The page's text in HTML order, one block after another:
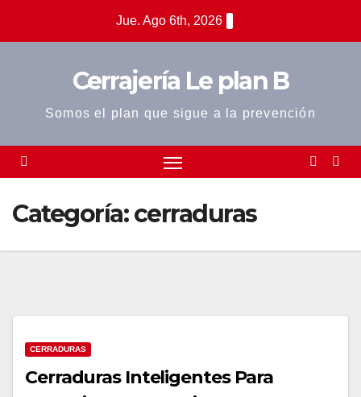
Jue. Ago 6th, 2026
Cerrajería Le plan B
Somos el plan que sigue a la prevención
Categoría:cerraduras
CERRADURAS
Cerraduras Inteligentes Para